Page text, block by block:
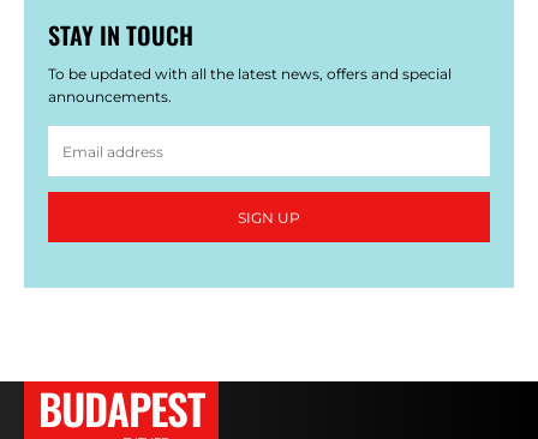
STAY IN TOUCH
To be updated with all the latest news, offers and special
announcements.
SIGN UP
BUDAPEST